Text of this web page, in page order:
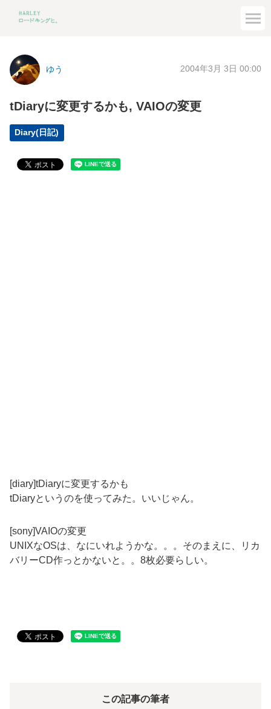
ゆう 2004年3月 3日 00:00
tDiaryに変更するかも, VAIOの変更
Diary(日記)
[diary]tDiaryに変更するかも
tDiaryというのを使ってみた。いいじゃん。
[sony]VAIOの変更
UNIXなOSは、なにいれようかな。。。そのまえに、リカ
バリーCD作っとかないと。。8枚必要らしい。
この記事の筆者